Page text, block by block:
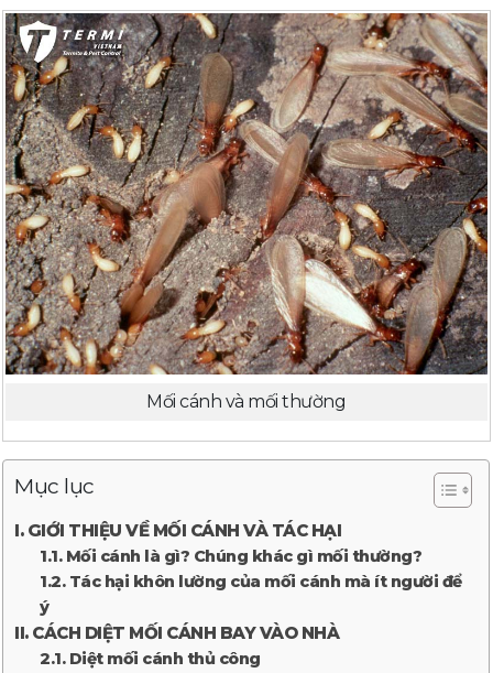
Mối cánh và mối thường
Mục lục
I. GIỚI THIỆU VỀ MỐI CÁNH VÀ TÁC HẠI
1.1. Mối cánh là gì? Chúng khác gì mối thường?
1.2. Tác hại khôn lường của mối cánh mà ít người để
ý
II. CÁCH DIỆT MỐI CÁNH BAY VÀO NHÀ
2.1. Diệt mối cánh thủ công